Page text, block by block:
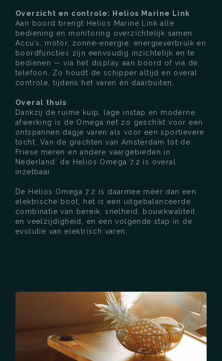
Overzicht en controle: Helios Marine Link
Aan boord brengt Helios Marine Link alle
bediening en monitoring overzichtelijk samen.
Accu’s, motor, zonne-energie, energieverbruik en
boordfuncties zijn eenvoudig inzichtelijk en te
bedienen — via het display aan boord of via de
telefoon. Zo houdt de schipper altijd en overal
controle, tijdens het varen én daarbuiten.
Overal thuis
Dankzij de ruime kuip, lage instap en moderne
afwerking is de Omega net zo geschikt voor een
ontspannen dagje varen als voor een sportievere
tocht. Van de grachten van Amsterdam tot de
Friese meren en andere vaargebieden in
Nederland: de Helios Omega 7.2 is overal
inzetbaar.
De Helios Omega 7.2 is daarmee méér dan een
elektrische boot, het is een uitgebalanceerde
combinatie van bereik, snelheid, bouwkwaliteit
en veelzijdigheid, en een volgende stap in de
evolutie van elektrisch varen.